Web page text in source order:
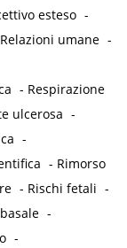
esteso -
Relazioni umane -
- Respirazione
ulcerosa -
-
- Rimorso
- Rischi fetali -
-
-